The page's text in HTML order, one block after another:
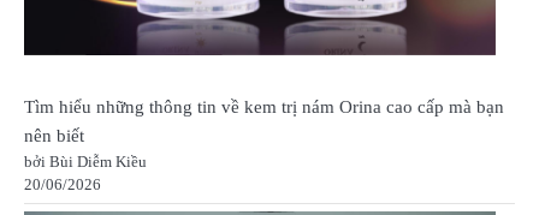
Tìm hiểu những thông tin về kem trị nám Orina cao cấp mà bạn
nên biết
bởi Bùi Diễm Kiều
20/06/2026